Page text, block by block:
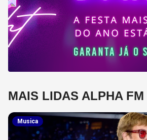
MAIS LIDAS ALPHA FM
Musica